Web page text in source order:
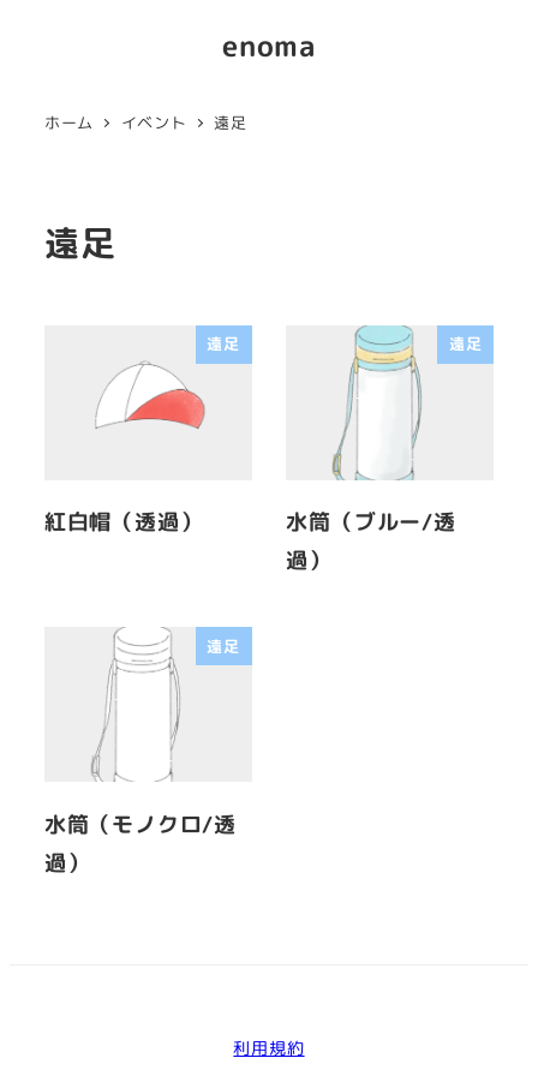
enoma
ホーム イベント 遠足
遠足
遠足
紅白帽（透過）
遠足
水筒（ブルー/透
過）
遠足
水筒（モノクロ/透
過）
利用規約